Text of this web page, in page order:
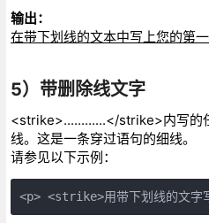
输出：
在带下划线的文本中写上您的第一
5）带删除线文字
<strike>............</strike>内写的
线。这是一条穿过语句的细线。
请参见以下示例：
<p> <strike>用带下划线的文